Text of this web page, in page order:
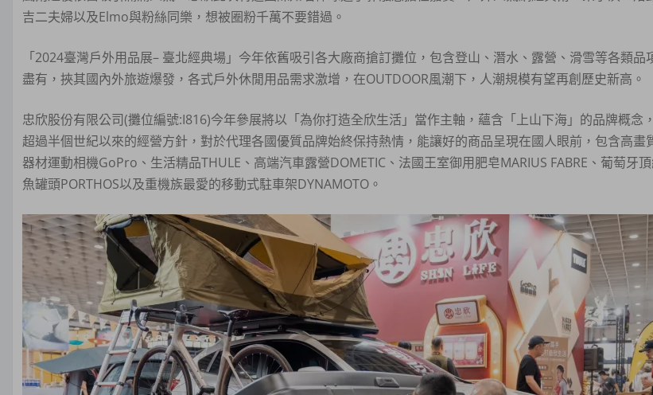
吉二夫婦以及Elmo與粉絲同樂，想被圈粉千萬不要錯過。
「2024臺灣戶外用品展– 臺北經典場」今年依舊吸引各大廠商搶訂攤位，包含登山、潛水、露營、滑雪等各類品
盡有，挾其國內外旅遊爆發，各式戶外休閒用品需求激增，在OUTDOOR風潮下，人潮規模有望再創歷史新高。
忠欣股份有限公司(攤位編號:I816)今年參展將以「為你打造全欣生活」當作主軸，蘊含「上山下海」的品牌概念
超過半個世紀以來的經營方針，對於代理各國優質品牌始終保持熱情，能讓好的商品呈現在國人眼前，包含高畫
器材運動相機GoPro、生活精品THULE、高端汽車露營DOMETIC、法國王室御用肥皂MARIUS FABRE、葡萄牙
魚罐頭PORTHOS以及重機族最愛的移動式駐車架DYNAMOTO。